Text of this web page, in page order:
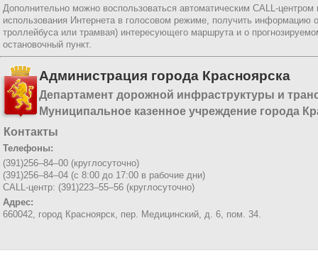
Дополнительно можно воспользоваться автоматическим CALL-
использования Интернета в голосовом режиме, получить информацию
троллейбуса или трамвая) интересующего маршрута и о
остановочный пункт.
Администрация города Красноярска
Департамент дорожной инфраструктуры и
Муниципальное казенное учреждение города
Контакты
Телефоны:
(391)256–84–00 (круглосуточно)
(391)256–84–04 (с 8:00 до 17:00 в рабочие дни)
CALL-центр: (391)223–55–56 (круглосуточно)
Адрес:
660042, город Красноярск, пер. Медицинский, д. 6, пом. 34.